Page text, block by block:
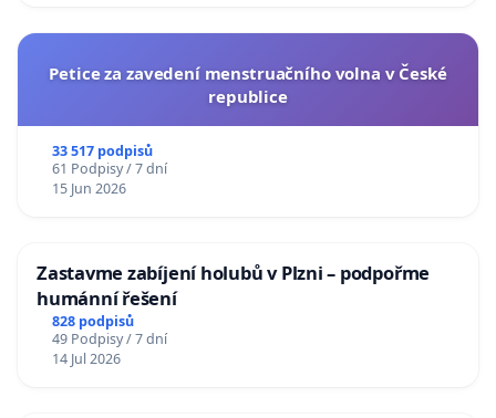
Petice za zavedení menstruačního volna v České
republice
33 517 podpisů
61 Podpisy / 7 dní
15 Jun 2026
Zastavme zabíjení holubů v Plzni – podpořme
humánní řešení
828 podpisů
49 Podpisy / 7 dní
14 Jul 2026